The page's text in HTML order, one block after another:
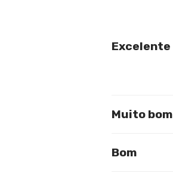
Excelente
Muito bom
Bom